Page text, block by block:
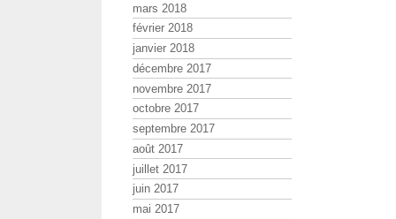
mars 2018
février 2018
janvier 2018
décembre 2017
novembre 2017
octobre 2017
septembre 2017
août 2017
juillet 2017
juin 2017
mai 2017